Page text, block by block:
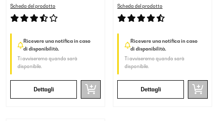
Scheda del prodotto
Ricevere una notifica in caso
di disponibilità.
Ti avviseremo quando sarà
disponibile.
Dettagli
Scheda del prodotto
Ricevere una notifica in caso
di disponibilità.
Ti avviseremo quando sarà
disponibile.
Dettagli